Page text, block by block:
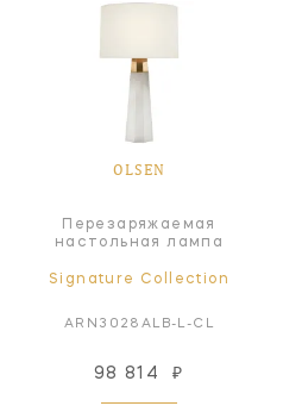
OLSEN
Перезаряжаемая
настольная лампа
Signature Collection
ARN3028ALB-L-CL
98 814 ₽